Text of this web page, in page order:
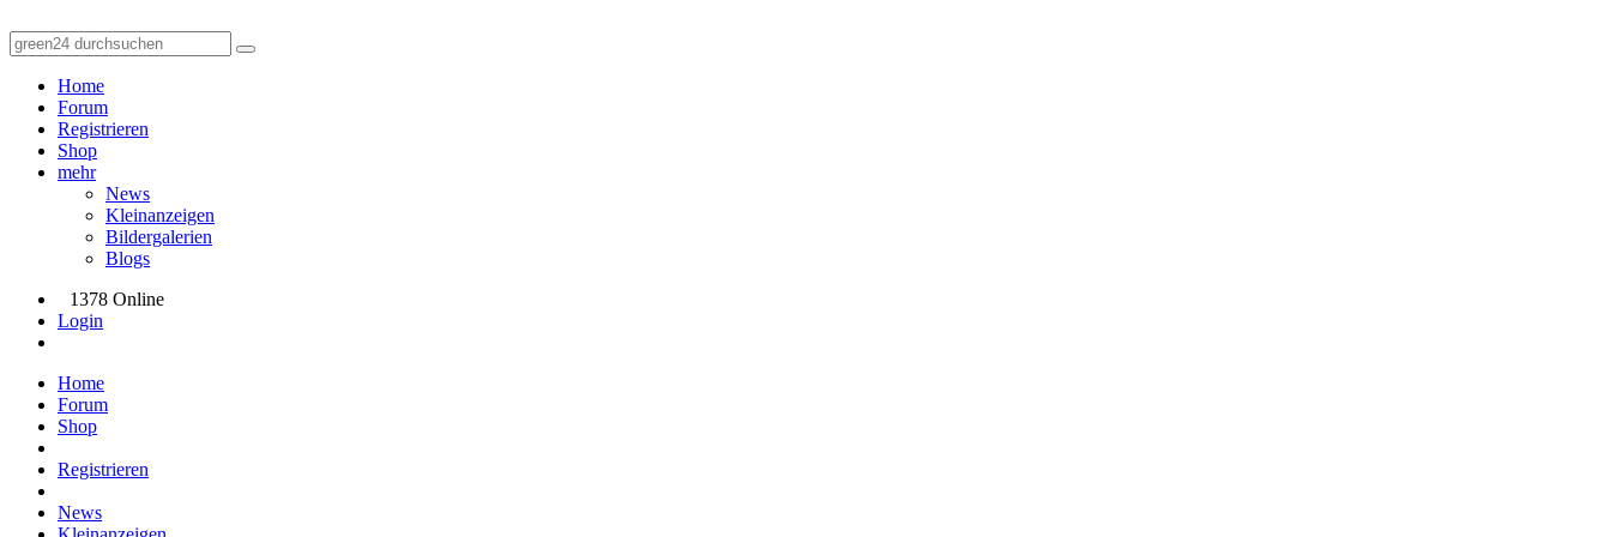
Home
Forum
Registrieren
Shop
mehr
News
Kleinanzeigen
Bildergalerien
Blogs
1378 Online
Login
Home
Forum
Shop
Registrieren
News